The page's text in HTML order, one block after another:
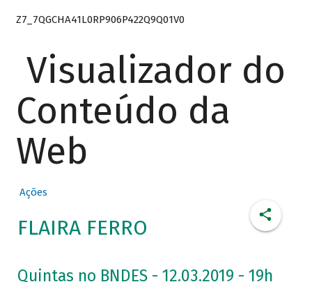
Z7_7QGCHA41L0RP906P422Q9Q01V0
Visualizador do
Conteúdo da
Web
Ações
FLAIRA FERRO
Quintas no BNDES - 12.03.2019 - 19h